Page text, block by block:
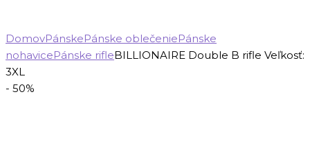
DomovPánskePánske oblečeniePánske
nohavicePánske rifleBILLIONAIRE Double B rifle Veľkosť:
3XL
- 50%